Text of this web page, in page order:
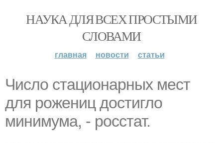
НАУКА ДЛЯ ВСЕХ ПРОСТЫМИ
СЛОВАМИ
главная новости статьи
Число стационарных мест
для рожениц достигло
минимума, - росстат.